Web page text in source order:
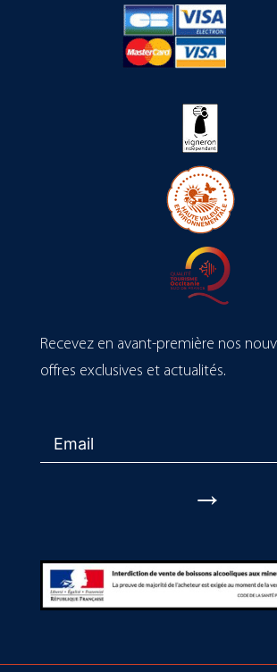
Recevez en avant-première nos
offres exclusives et actualités.
→